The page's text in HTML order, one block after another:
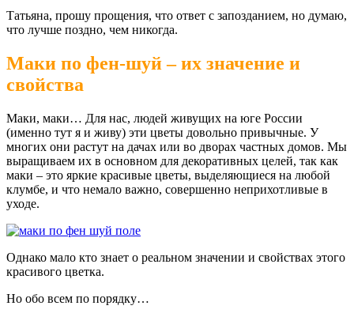
Татьяна, прошу прощения, что ответ с запозданием, но думаю,
что лучше поздно, чем никогда.
Маки по фен-шуй – их значение и
свойства
Маки, маки… Для нас, людей живущих на юге России
(именно тут я и живу) эти цветы довольно привычные. У
многих они растут на дачах или во дворах частных домов. Мы
выращиваем их в основном для декоративных целей, так как
маки – это яркие красивые цветы, выделяющиеся на любой
клумбе, и что немало важно, совершенно неприхотливые в
уходе.
Однако мало кто знает о реальном значении и свойствах этого
красивого цветка.
Но обо всем по порядку…